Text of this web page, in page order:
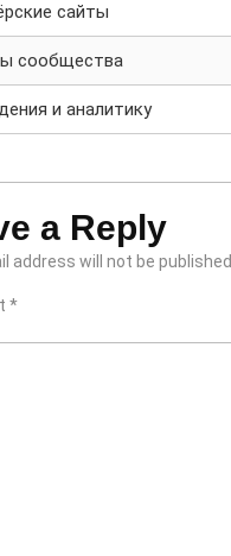
сайты
сообщества
и аналитику
a Reply
address will not be published.
*